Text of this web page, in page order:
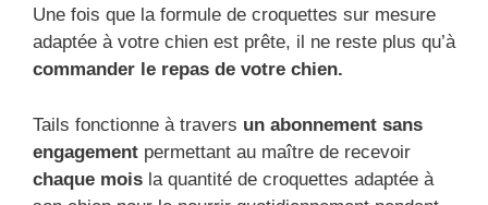
Une fois que la formule de croquettes sur mesure
adaptée à votre chien est prête, il ne reste plus qu’à
commander le repas de votre chien.
Tails fonctionne à travers un abonnement sans
engagement permettant au maître de recevoir
chaque mois la quantité de croquettes adaptée à